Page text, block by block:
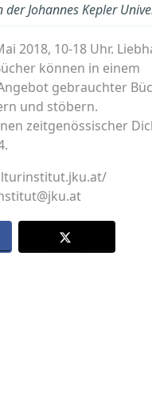
Johannes Kepler
2018, 10-18 Uhr.
können in einem
gebrauchter
und stöbern.
zeitgenössischer